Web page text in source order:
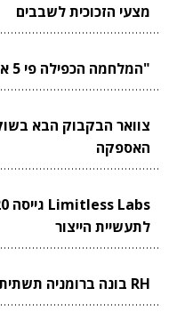
מצעי הזכוכית לשבבים
"המלחמה הכפילה פי 5 את שוק הייצור המיידי"
האספקה
לתעשיית הייצור
RH בונה ברומניה תשתית ייצור ביטחוני ישראלית